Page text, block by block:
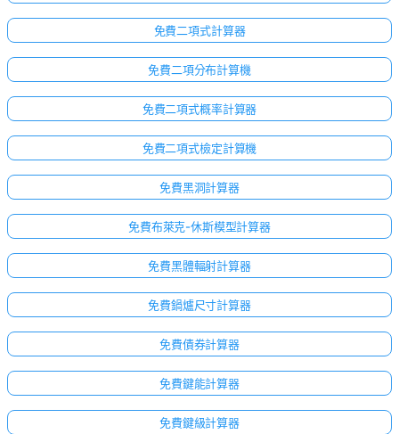
免費二項式計算器
免費二項分布計算機
免費二項式概率計算器
免費二項式檢定計算機
免費黑洞計算器
免費布萊克-休斯模型計算器
免費黑體輻射計算器
免費鍋爐尺寸計算器
免費債券計算器
免費鍵能計算器
免費鍵級計算器